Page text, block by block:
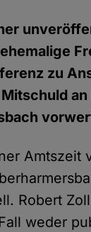
zu
Amtszeit
Robert
weder